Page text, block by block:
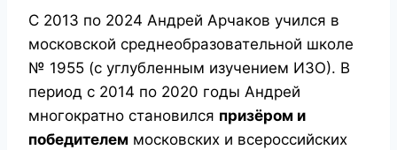
С 2013 по 2024 Андрей Арчаков учился в
московской среднеобразовательной школе
№ 1955 (с углубленным изучением ИЗО). В
период с 2014 по 2020 годы Андрей
многократно становился призёром и
победителем московских и всероссийских